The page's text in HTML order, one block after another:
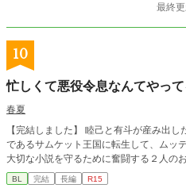
最終
10
忙しくて悪役令息なんてやっ
春夏
【完結しました】 睦己と有斗が産み出した小説“サムケット王国シリーズ”の舞台
であるサムケット王国に転生して、ムッ
大切な小説を守るために奮闘する２人の
BL 完結 長編 R15